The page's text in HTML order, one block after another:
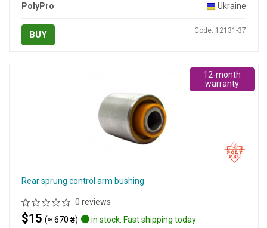
PolyPro
Ukraine
BUY Code: 12131-37
Rear sprung control arm bushing
0 reviews
$15 (≈ 670 ₴)
in stock. Fast shipping today
12-month
warranty